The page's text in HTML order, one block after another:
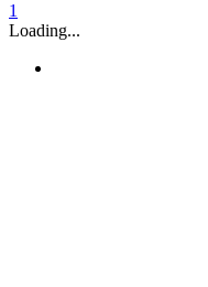
1
Loading...